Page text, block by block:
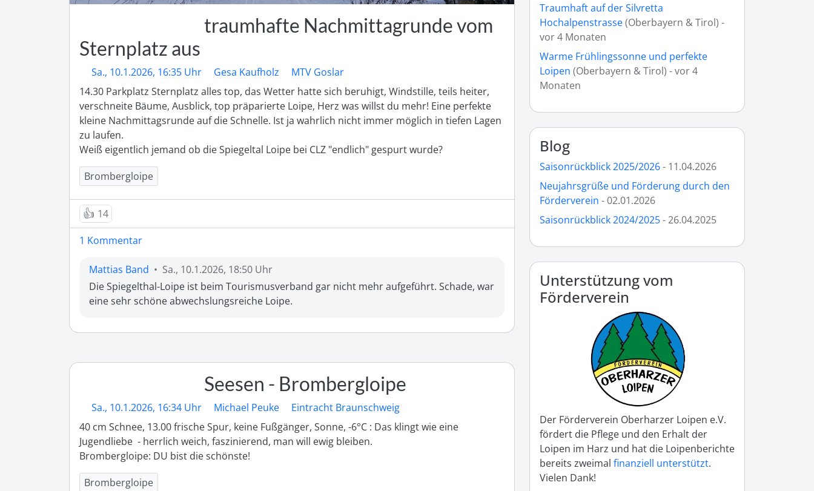
traumhafte Nachmittagrunde vom
Sternplatz aus
Sa., 10.1.2026, 16:35 Uhr Gesa Kaufholz
MTV Goslar
14.30 Parkplatz Sternplatz alles top, das Wetter hatte sich beruhigt, Windstille, teils heiter,
verschneite Bäume, Ausblick, top präparierte Loipe, Herz was willst du mehr! Eine perfekte
kleine Nachmittagsrunde auf die Schnelle. Ist ja wahrlich nicht immer möglich in tiefen Lagen
zu laufen.
Weiß eigentlich jemand ob die Spiegeltal Loipe bei CLZ "endlich" gespurt wurde?
Brombergloipe
👍 14
1 Kommentar
Mattias Band • Sa., 10.1.2026, 18:50 Uhr
Die Spiegelthal-Loipe ist beim Tourismusverband gar nicht mehr aufgeführt. Schade, war
eine sehr schöne abwechslungsreiche Loipe.
Seesen - Brombergloipe
Sa., 10.1.2026, 16:34 Uhr Michael Peuke
Eintracht Braunschweig
40 cm Schnee, 13.00 frische Spur, keine Fußgänger, Sonne, -6°C : Das klingt wie eine
Jugendliebe  - herrlich weich, faszinierend, man will ewig bleiben.
Brombergloipe: DU bist die schönste!
Brombergloipe
Traumhaft auf der Silvretta
Hochalpenstrasse(Oberbayern & Tirol) -
vor 4 Monaten
Warme Frühlingssonne und perfekte
Loipen (Oberbayern & Tirol) - vor 4
Monaten
Blog
Saisonrückblick 2025/2026- 11.04.2026
Neujahrsgrüße und Förderung durch den
Förderverein - 02.01.2026
Saisonrückblick 2024/2025- 26.04.2025
Unterstützung vom
Förderverein
Der Förderverein Oberharzer Loipen e.V.
fördert die Pflege und den Erhalt der
Loipen im Harz und hat die Loipenberichte
bereits zweimal finanziell unterstützt.
Vielen Dank!